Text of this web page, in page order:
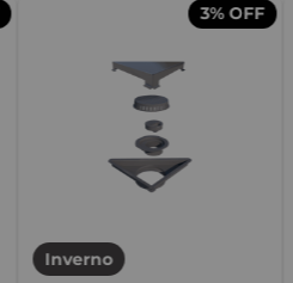
3%OFF
Inverno